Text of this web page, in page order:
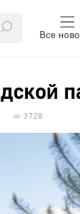
Все
3728